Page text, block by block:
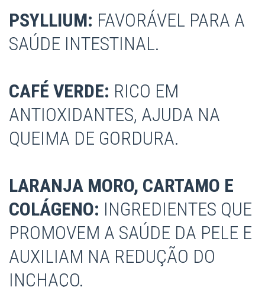
PSYLLIUM: FAVORÁVEL PARA A
SAÚDE INTESTINAL.
CAFÉ VERDE: RICO EM
ANTIOXIDANTES, AJUDA NA
QUEIMA DE GORDURA.
LARANJA MORO, CARTAMO E
COLÁGENO: INGREDIENTES QUE
PROMOVEM A SAÚDE DA PELE E
AUXILIAM NA REDUÇÃO DO
INCHAÇO.